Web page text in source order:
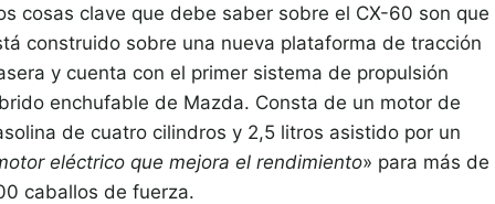
cosas clave que debe saber sobre el CX-60 son que
construido sobre una nueva plataforma de tracción
y cuenta con el primer sistema de propulsión
enchufable de Mazda. Consta de un motor de
de cuatro cilindros y 2,5 litros asistido por un
eléctrico que mejora el rendimiento» para más de
caballos de fuerza.